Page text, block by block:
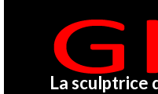
La sculptrice